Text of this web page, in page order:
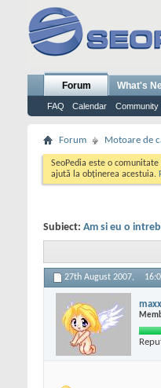
Forum
FAQ Calendar Community
What's
Forum Motoare de
SeoPedia este o comunitate
ajută la obținerea acestuia.
Subiect: Am si eu o
27th August 2007,